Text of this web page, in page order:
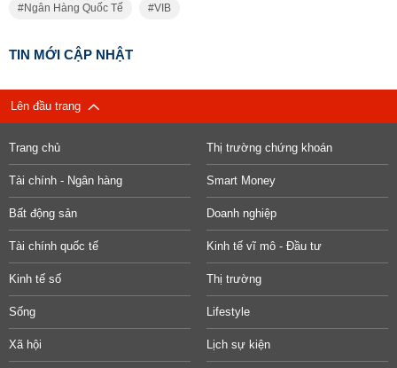
Ngân Hàng Quốc Tế VIB
TIN MỚI CẬP NHẬT
Lên đầu trang
Trang chủ Thị trường chứng khoán
Tài chính - Ngân hàng Smart Money
Bất động sản Doanh nghiệp
Tài chính quốc tế Kinh tế vĩ mô - Đầu tư
Kinh tế số Thị trường
Sống Lifestyle
Xã hội Lịch sự kiện